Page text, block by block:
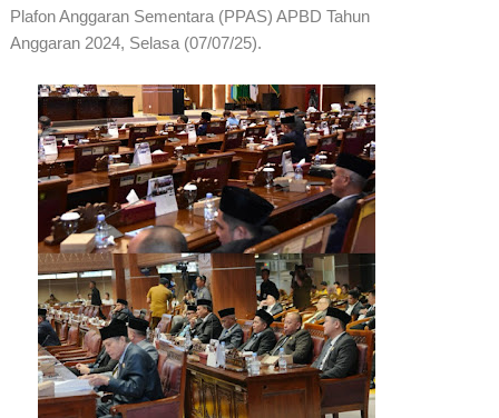
Plafon Anggaran Sementara (PPAS) APBD Tahun
Anggaran 2024, Selasa (07/07/25).